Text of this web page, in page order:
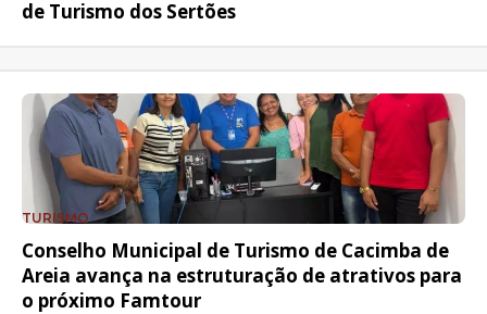
de Turismo dos Sertões
TURISMO
Conselho Municipal de Turismo de Cacimba de
Areia avança na estruturação de atrativos para
o próximo Famtour